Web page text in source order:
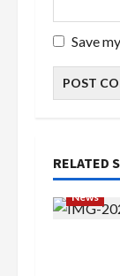
Save
RELATED
News